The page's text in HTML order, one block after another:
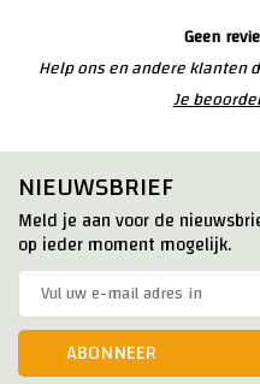
Geen
Help ons en andere klanten
Je
NIEUWSBRIEF
Meld je aan voor de
op ieder moment mogelijk.
ABONNEER